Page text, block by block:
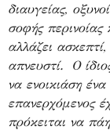
διαυγείας,
σοφής περινοίας
αλλάζει
απνευστί. Ο
να ενοικιάση
επανερχόμενος
πρόκειται να